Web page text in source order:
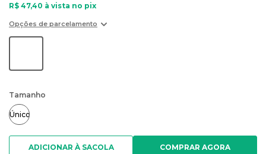
R$ 47,40 à vista no pix
Opções de parcelamento
Tamanho
Único
ADICIONAR À SACOLA